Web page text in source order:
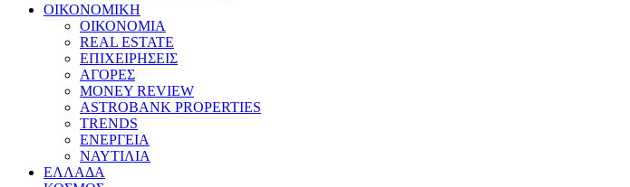
ΟΙΚΟΝΟΜΙΚΗ
ΟΙΚΟΝΟΜΙΑ
REAL ESTATE
ΕΠΙΧΕΙΡΗΣΕΙΣ
ΑΓΟΡΕΣ
MONEY REVIEW
ASTROBANK PROPERTIES
TRENDS
ΕΝΕΡΓΕΙΑ
ΝΑΥΤΙΛΙΑ
ΕΛΛΑΔΑ